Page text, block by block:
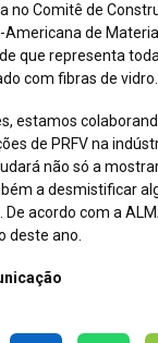
no Comitê de
Americana de
que representa
com fibras de vidro.
estamos
de PRFV na
não só a
a desmistificar
acordo com a
deste ano.